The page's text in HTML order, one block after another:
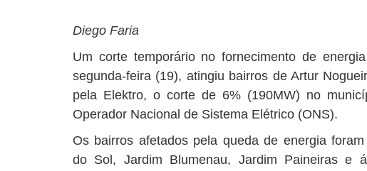
Diego Faria
Um corte temporário no fornecimento de
segunda-feira (19), atingiu bairros de Artur
pela Elektro, o corte de 6% (190MW) no
Operador Nacional de Sistema Elétrico (ONS).
Os bairros afetados pela queda de energia
do Sol, Jardim Blumenau, Jardim Paineiras e